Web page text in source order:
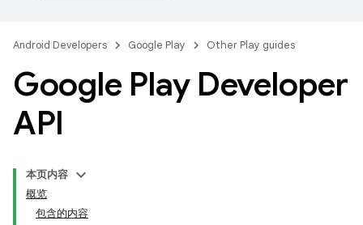
Android Developers Google Play Other Play guides
Google Play Developer
API
本页内容
概览
包含的内容